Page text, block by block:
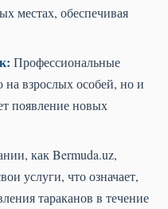
местах, обеспечивая
Профессиональные
на взрослых особей, но и
появление новых
как Bermuda.uz,
услуги, что означает,
тараканов в течение